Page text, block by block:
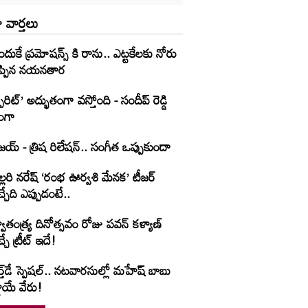
ప్రమోషన్స్ కి రాను.. ఎట్టకేలకు నోరు
నయనతార
అద్భుతంగా వస్తోంది - సందీప్ రెడ్డి
- త్రిష రిలేషన్.. సంగీత ఒప్పుకుందా
నరేష్ ‘రంభ ఊర్వశి మేనక’ టీజర్
ఎప్పుడంటే..
దినోత్సవం రోజు పవన్ కళ్యాణ్
ట్రీట్ ఇదే!
స్పెషల్.. నటవారసుల్లో మహేష్ బాబు
వేరు!